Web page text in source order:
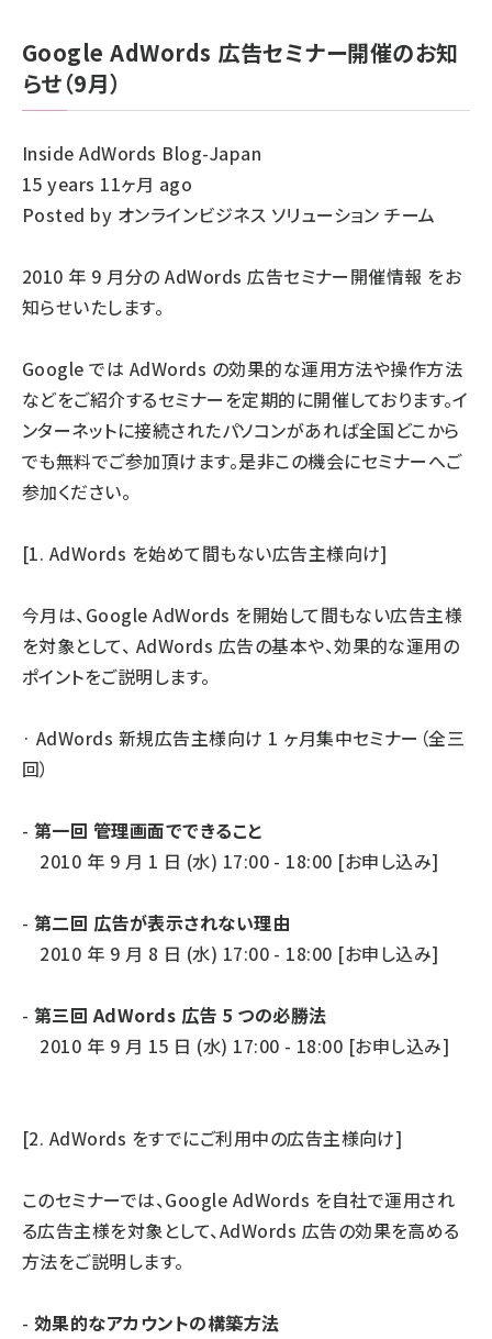
Google AdWords 広告セミナー開催のお知
らせ（9月）
Inside AdWords Blog-Japan
15 years 11ヶ月 ago
Posted by オンラインビジネス ソリューション チーム
2010 年 9 月分のAdWords 広告セミナー開催情報 をお
知らせいたします。
Google では AdWords の効果的な運用方法や操作方法
などをご紹介するセミナーを定期的に開催しております。イ
ンターネットに接続されたパソコンがあれば全国どこから
でも無料でご参加頂けます。是非この機会にセミナーへご
参加ください。
[1. AdWords を始めて間もない広告主様向け]
今月は、Google AdWords を開始して間もない広告主様
を対象として、 AdWords 広告の基本や、効果的な運用の
ポイントをご説明します。
· AdWords 新規広告主様向け 1 ヶ月集中セミナー（全三
回）
- 第一回 管理画面でできること
2010 年 9 月 1 日 (水) 17:00 - 18:00 [お申し込み]
- 第二回 広告が表示されない理由
2010 年 9 月 8 日 (水) 17:00 - 18:00 [お申し込み]
- 第三回 AdWords 広告 5 つの必勝法
2010 年 9 月 15 日 (水) 17:00 - 18:00 [お申し込み]
[2. AdWords をすでにご利用中の広告主様向け]
このセミナーでは、Google AdWords を自社で運用され
る広告主様を対象として、AdWords 広告の効果を高める
方法をご説明します。
- 効果的なアカウントの構築方法